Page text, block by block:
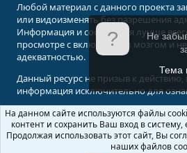
Любой материал с данного проекта
или видоизменять без разрешения
Информация и сообщения лучше
просмотре с включенным мозгом и
адекватностью.
Данный ресурс не призыв к
информация исключительно для
© 2008-2026 Форум Абырвалг.нет - подводная
Перевод: XenForo.Info
Не
Тема
На данном сайте используются файлы
контент и сохранить Ваш вход в систему,
Продолжая использовать этот сайт, Вы
наших файлов